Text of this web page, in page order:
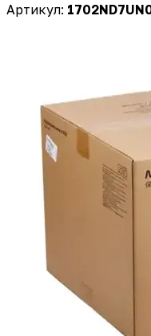
Артикул: